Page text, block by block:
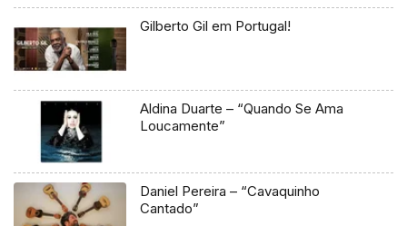
Gilberto Gil em Portugal!
Aldina Duarte – “Quando Se Ama
Loucamente”
Daniel Pereira – “Cavaquinho
Cantado”